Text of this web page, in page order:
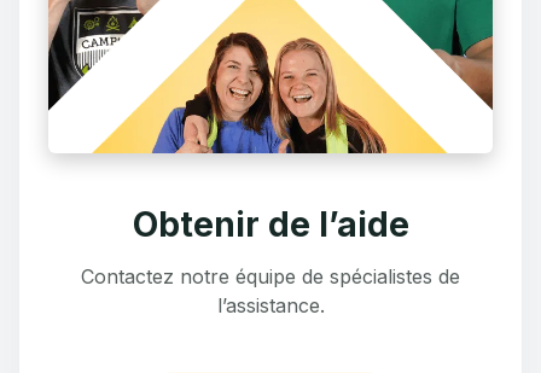
Obtenir de l’aide
Contactez notre équipe de spécialistes de
l’assistance.